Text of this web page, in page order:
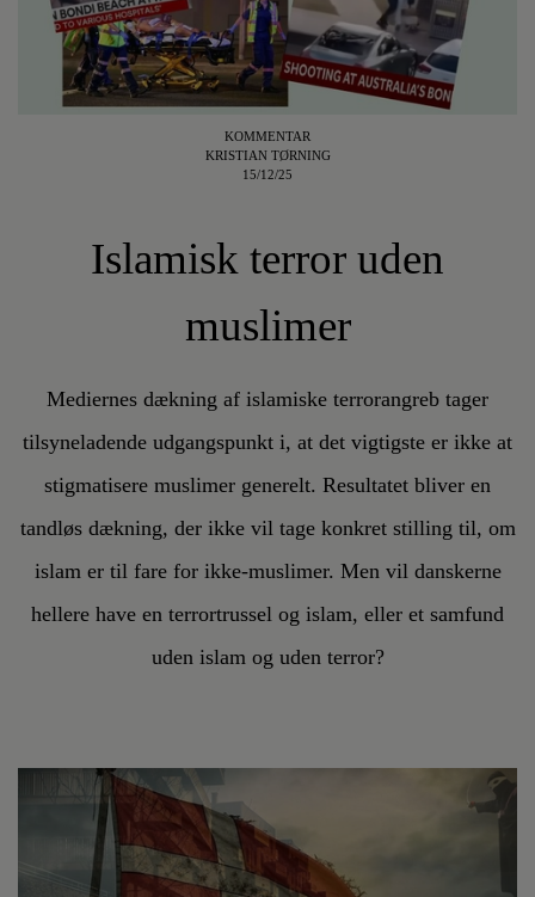
KOMMENTAR
KRISTIAN TØRNING
15/12/25
Islamisk terror uden
muslimer
Mediernes dækning af islamiske terrorangreb tager
tilsyneladende udgangspunkt i, at det vigtigste er ikke at
stigmatisere muslimer generelt. Resultatet bliver en
tandløs dækning, der ikke vil tage konkret stilling til, om
islam er til fare for ikke-muslimer. Men vil danskerne
hellere have en terrortrussel og islam, eller et samfund
uden islam og uden terror?